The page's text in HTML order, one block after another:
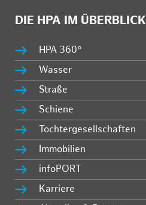
DIE HPA IM ÜBERBLICK
HPA 360°
Wasser
Straße
Schiene
Tochtergesellschaften
Immobilien
infoPORT
Karriere